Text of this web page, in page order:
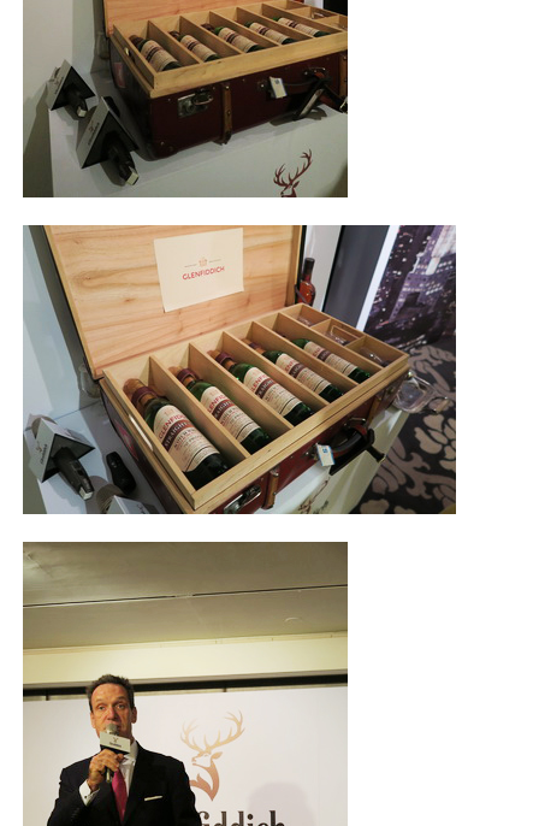
創意出版服務
歷史區
關於Yilan
個人著作
媒體報導一覽
合作與代言
訂閱電子報